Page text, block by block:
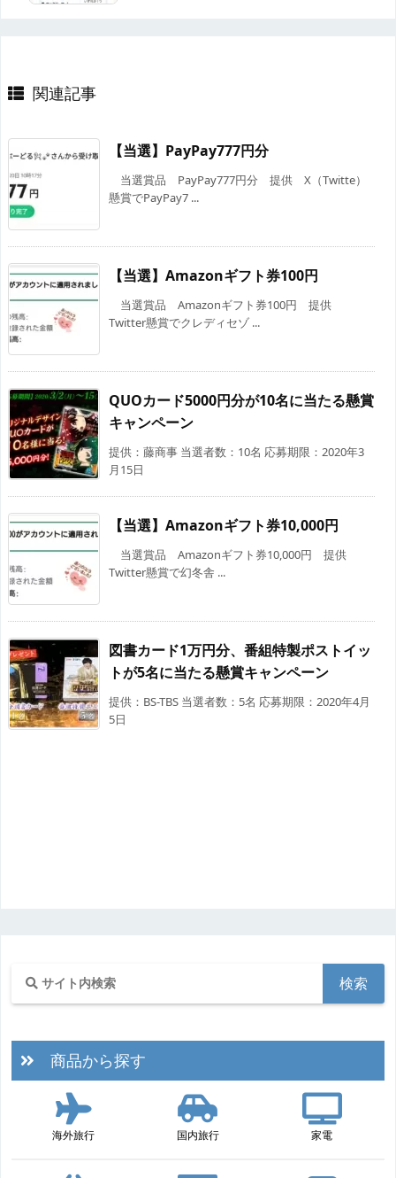
関連記事
【当選】PayPay777円分
当選賞品 PayPay777円分 提供 X（Twitte）
懸賞でPayPay7 ...
【当選】Amazonギフト券100円
当選賞品 Amazonギフト券100円 提供
Twitter懸賞でクレディセゾ ...
QUOカード5000円分が10名に当たる懸賞
キャンペーン
提供：藤商事 当選者数：10名 応募期限：2020年3
月15日
【当選】Amazonギフト券10,000円
当選賞品 Amazonギフト券10,000円 提供
Twitter懸賞で幻冬舎 ...
図書カード1万円分、番組特製ポストイッ
トが5名に当たる懸賞キャンペーン
提供：BS-TBS 当選者数：5名 応募期限：2020年4月
5日
商品から探す
海外旅行 国内旅行 家電